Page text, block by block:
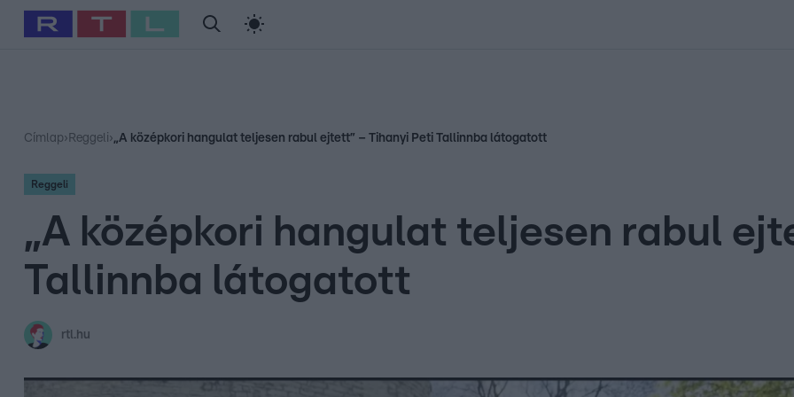
Babits Marcella Szellő István Most Wanted
Címlap› Reggeli›„A középkori hangulat teljesen rabul ejtett” – Tihanyi Peti Tallinnba látogatott
Reggeli
„A középkori hangulat teljesen rabul
Tallinnba látogatott
rtl.hu